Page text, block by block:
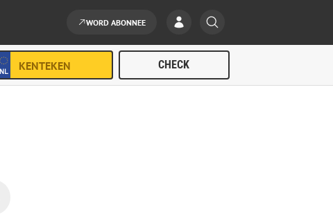
WORD ABONNEE